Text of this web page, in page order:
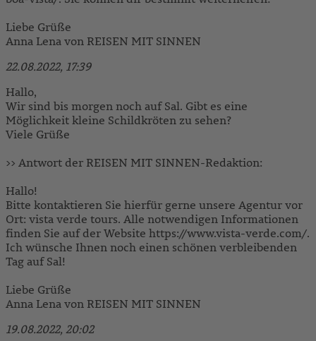
Liebe Grüße
Anna Lena von REISEN MIT SINNEN
22.08.2022, 17:39
Hallo,
Wir sind bis morgen noch auf Sal. Gibt es eine
Möglichkeit kleine Schildkröten zu sehen?
Viele Grüße
>> Antwort der REISEN MIT SINNEN-Redaktion:
Hallo!
Bitte kontaktieren Sie hierfür gerne unsere Agentur vor
Ort: vista verde tours. Alle notwendigen Informationen
finden Sie auf der Website https://www.vista-verde.com/.
Ich wünsche Ihnen noch einen schönen verbleibenden
Tag auf Sal!
Liebe Grüße
Anna Lena von REISEN MIT SINNEN
19.08.2022, 20:02